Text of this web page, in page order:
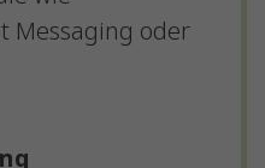
Messaging oder